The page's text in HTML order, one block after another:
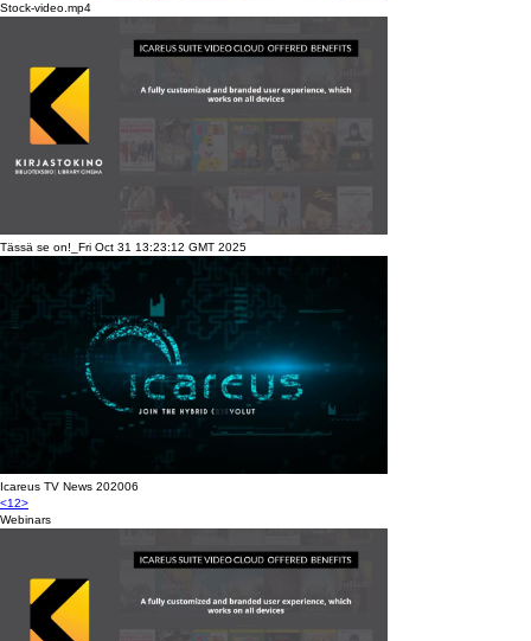
Stock-video.mp4
Tässä se on!_Fri Oct 31 13:23:12 GMT 2025
Icareus TV News 202006
<12>
Webinars